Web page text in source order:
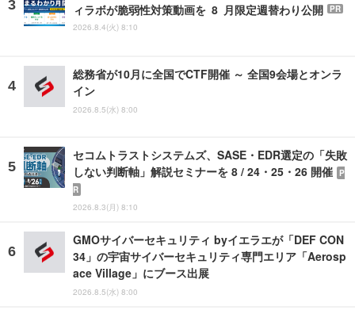
ィラボが脆弱性対策動画を 8 月限定週替わり公開
PR
2026.8.4(火) 8:10
総務省が10月に全国でCTF開催 ～ 全国9会場とオンラ
イン
2026.8.5(水) 8:00
セコムトラストシステムズ、SASE・EDR選定の「失敗
しない判断軸」解説セミナーを 8 / 24・25・26 開催 P
R
2026.8.3(月) 8:10
GMOサイバーセキュリティ byイエラエが「DEF CON
34」の宇宙サイバーセキュリティ専門エリア「Aerosp
ace Village」にブース出展
2026.8.5(水) 8:00